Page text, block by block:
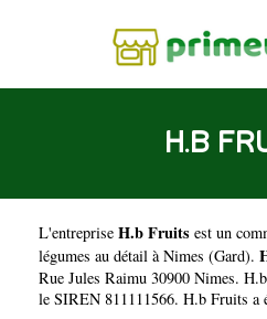
H.B
L'entreprise H.b Fruits est un
légumes au détail à Nimes (Gard).
Rue Jules Raimu 30900 Nimes.
le SIREN 811111566. H.b Fruits a